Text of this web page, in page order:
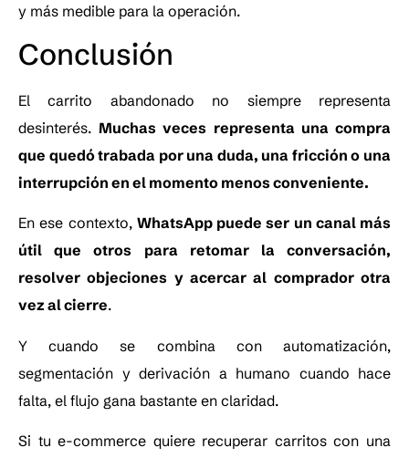
y más medible para la operación.
Conclusión
El carrito abandonado no siempre representa
desinterés.Muchas veces representa una compra
que quedó trabada por una duda, una fricción o una
interrupción en el momento menos conveniente.
En ese contexto, WhatsApp puede ser un canal más
útil que otros para retomar la conversación,
resolver objeciones y acercar al comprador otra
vez al cierre.
Y cuando se combina con automatización,
segmentación y derivación a humano cuando hace
falta, el flujo gana bastante en claridad.
Si tu e-commerce quiere recuperar carritos con una